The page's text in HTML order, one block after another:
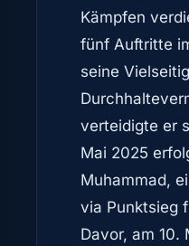
Kämpfen
fünf Auftritte
seine
verteidigte er
Mai 2025
Muhammad,
via Punktsieg
Davor, am 10.